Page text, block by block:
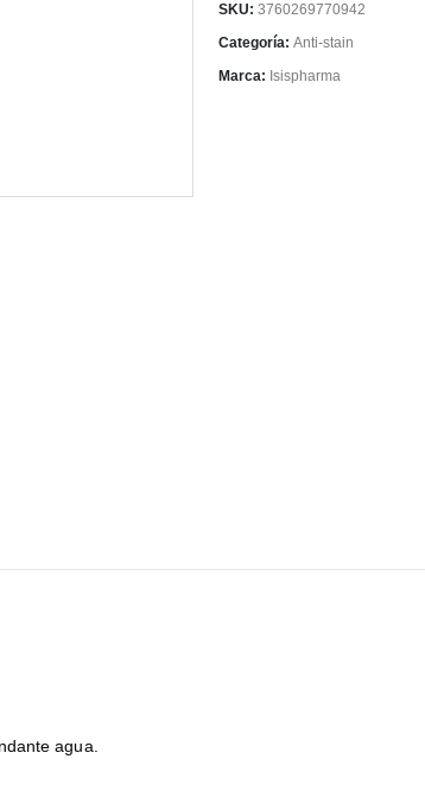
SKU: 3760269770942
Categoría: Anti-stain
Marca: Isispharma
agua.